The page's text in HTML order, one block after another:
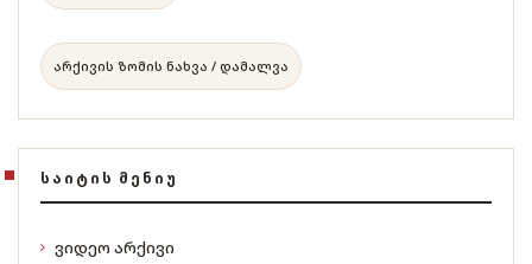
არქივის ზომის ნახვა / დამალვა
ᲡᲐᲘᲢᲘᲡ ᲛᲔᲜᲘᲣ
ვიდეო არქივი